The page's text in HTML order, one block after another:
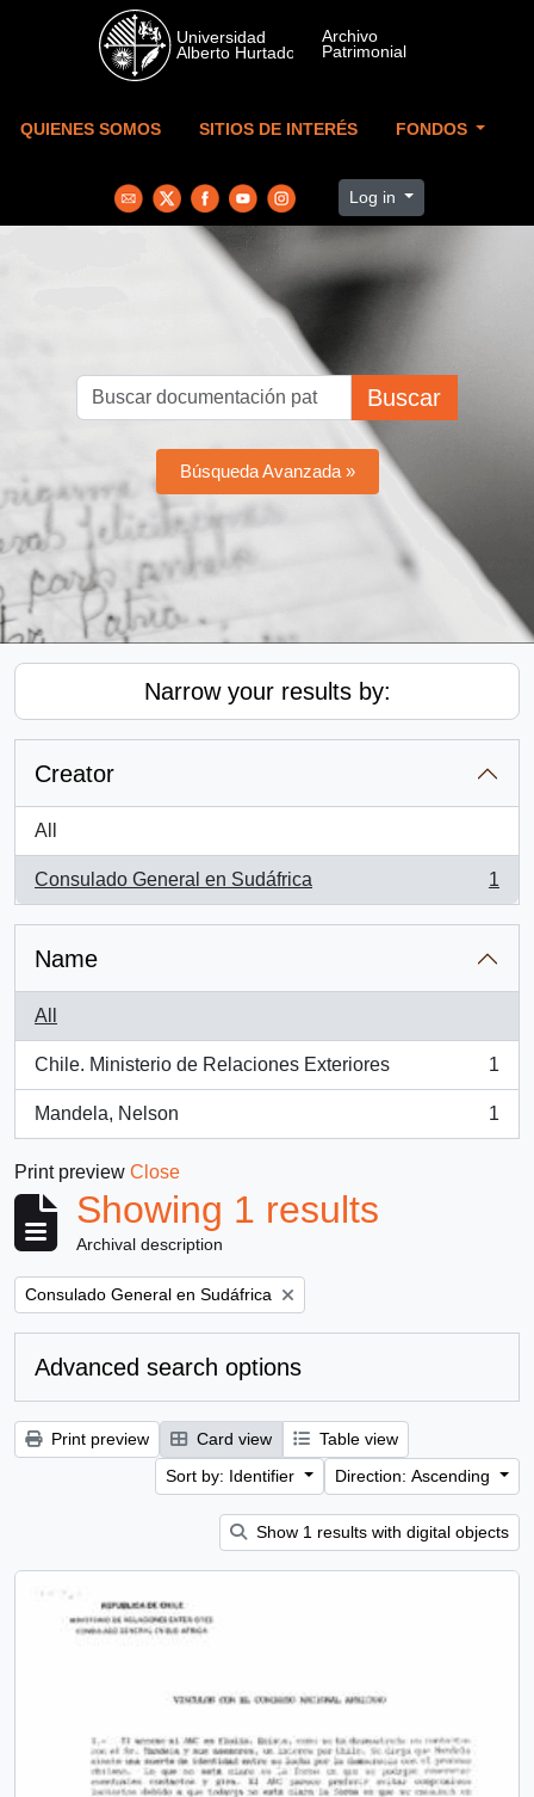
Skip to main content
QUIENES SOMOS SITIOS DE INTERÉS FONDOS
Log in
Buscar
Búsqueda Avanzada »
Narrow your results by:
Creator
All
Consulado General en Sudáfrica
, 1 results
1
Name
All
Chile. Ministerio de Relaciones Exteriores
, 1 results
1
Mandela, Nelson
, 1 results
1
Print preview Close
Showing 1 results
Archival description
Remove filter:
Consulado General en Sudáfrica
Advanced search options
Print preview Card view
Table view
Sort by: Identifier
Direction: Ascending
Show 1 results with digital objects